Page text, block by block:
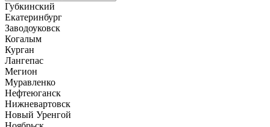
Губкинский
Екатеринбург
Заводоуковск
Когалым
Курган
Лангепас
Мегион
Муравленко
Нефтеюганск
Нижневартовск
Новый Уренгой